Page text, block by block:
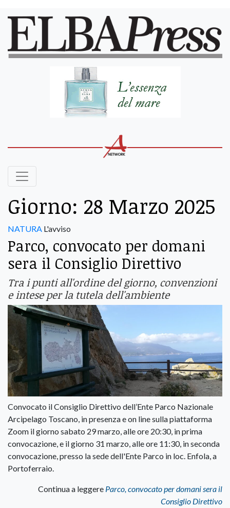
Giorno: 28 Marzo 2025
NATURA L'avviso
Parco, convocato per domani
sera il Consiglio Direttivo
Tra i punti all'ordine del giorno, convenzioni
e intese per la tutela dell'ambiente
Convocato il Consiglio Direttivo dell’Ente Parco Nazionale
Arcipelago Toscano, in presenza e on line sulla piattaforma
Zoom il giorno sabato 29 marzo, alle ore 20:30, in prima
convocazione, e il giorno 31 marzo, alle ore 11:30, in seconda
convocazione, presso la sede dell'Ente Parco in loc. Enfola, a
Portoferraio.
Continua a leggere Parco, convocato per domani sera il
Consiglio Direttivo